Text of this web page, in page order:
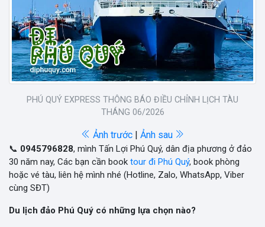
PHÚ QUÝ EXPRESS THÔNG BÁO ĐIỀU CHỈNH LỊCH TÀU
THÁNG 06/2026
Ảnh trước| Ảnh sau
📞 0945796828, mình Tấn Lợi Phú Quý, dân địa phương ở đảo
30 năm nay, Các bạn cần book tour đi Phú Quý, book phòng
hoặc vé tàu, liên hệ mình nhé (Hotline, Zalo, WhatsApp, Viber
cùng SĐT)
Du lịch đảo Phú Quý có những lựa chọn nào?